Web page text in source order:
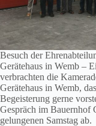
Besuch der
Gerätehaus in Wemb –
verbrachten die
Gerätehaus in Wemb,
Begeisterung gerne
Gespräch im Bauernhof
gelungenen Samstag ab.